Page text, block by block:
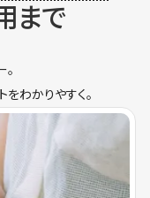
まで
わかりやすく。